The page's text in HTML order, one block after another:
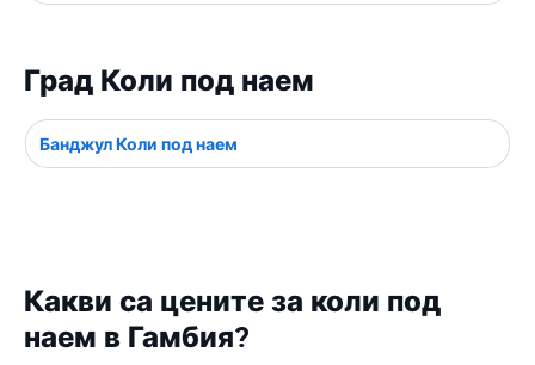
Град Коли под наем
Банджул Коли под наем
Какви са цените за коли под
наем в Гамбия?